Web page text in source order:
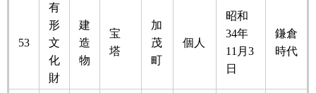
53
有
形
文
化
財
建
造
物
宝
塔
加
茂
町
個人
昭和
34年
11月3
日
鎌倉
時代